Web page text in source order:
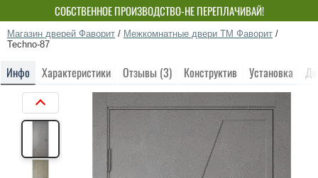
СОБСТВЕННОЕ ПРОИЗВОДСТВО-НЕ ПЕРЕПЛАЧИВАЙ!
Магазин дверей Фаворит / Межкомнатные двери ТМ Фаворит /
Techno-87
Инфо Характеристики Отзывы (3) Конструктив Установка